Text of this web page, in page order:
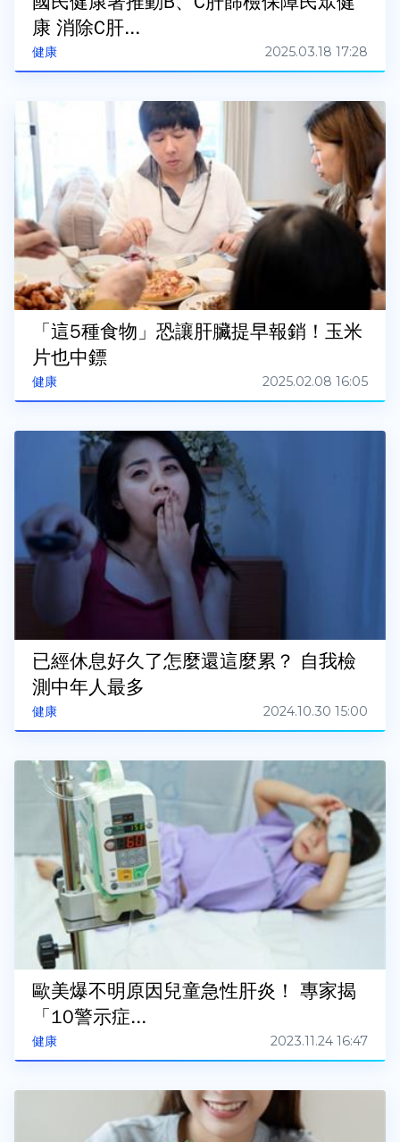
健康
康 消除C肝...
2025.03.18 17:28
健康
「這5種食物」恐讓肝臟提早報銷！玉米
片也中鏢
2025.02.08 16:05
健康
已經休息好久了怎麼還這麼累？ 自我檢
測中年人最多
2024.10.30 15:00
健康
歐美爆不明原因兒童急性肝炎！ 專家揭
「10警示症...
2023.11.24 16:47